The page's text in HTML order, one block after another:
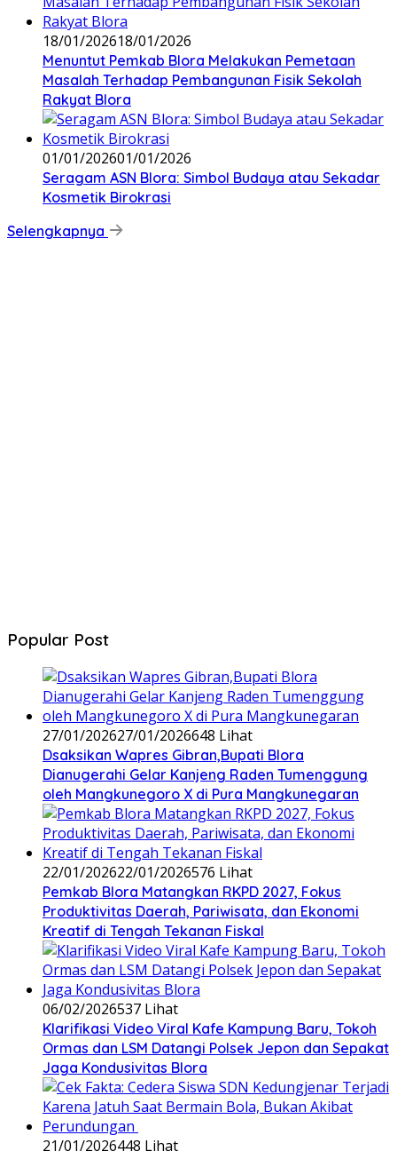
18/01/202618/01/2026
‎Menuntut Pemkab Blora Melakukan Pemetaan
Masalah Terhadap Pembangunan Fisik Sekolah
Rakyat Blora
01/01/202601/01/2026
‎Seragam ASN Blora: Simbol Budaya atau Sekadar
Kosmetik Birokrasi
Selengkapnya
Popular Post
27/01/202627/01/2026648 Lihat
‎Dsaksikan Wapres Gibran,Bupati Blora
Dianugerahi Gelar Kanjeng Raden Tumenggung
oleh Mangkunegoro X di Pura Mangkunegaran
22/01/202622/01/2026576 Lihat
‎Pemkab Blora Matangkan RKPD 2027, Fokus
Produktivitas Daerah, Pariwisata, dan Ekonomi
Kreatif di Tengah Tekanan Fiskal
06/02/2026537 Lihat
‎Klarifikasi Video Viral Kafe Kampung Baru, Tokoh
Ormas dan LSM Datangi Polsek Jepon dan Sepakat
Jaga Kondusivitas Blora
21/01/2026448 Lihat